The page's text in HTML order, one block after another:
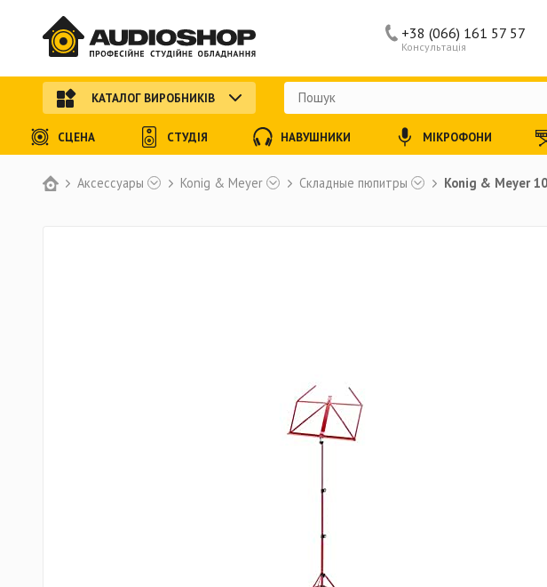
Аксессуары Konig & Meyer Складные пюпитры Konig & Meyer
Консультація
+38 (066) 161 57 57
КАТАЛОГ ВИРОБНИКІВ
СЦЕНА СТУДІЯ НАВУШНИКИ МІКРОФОНИ